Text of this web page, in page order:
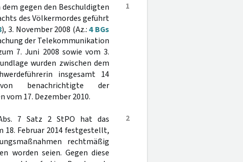
1
gegen den Beschuldigten
des Völkermordes geführt
), 3. November 2008 (Az.:4 BGs
der Telekommunikation
7. Juni 2008 sowie vom 3.
wurden zwischen dem
insgesamt 14
benachrichtigte der
17. Dezember 2010.
2
7 Satz 2 StPO hat das
Februar 2014 festgestellt,
rechtmäßig
worden seien. Gegen diese